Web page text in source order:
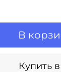
В
Купить